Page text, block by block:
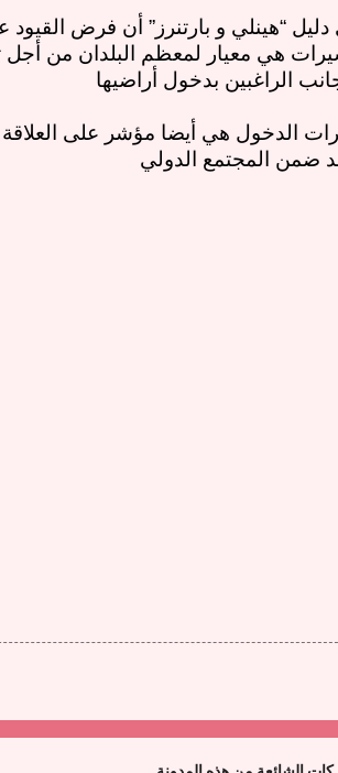
دليل “هينلي و بارتنرز” أن فرض القيود
هي معيار لمعظم البلدان من أجل
الراغبين بدخول أراضيها
الدخول هي أيضا مؤشر على
ضمن المجتمع الدولي